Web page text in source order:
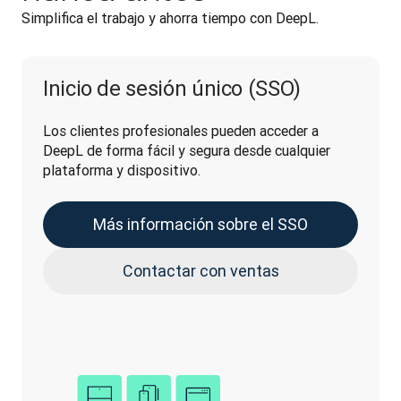
Simplifica el trabajo y ahorra tiempo con DeepL.
Inicio de sesión único (SSO)
Los clientes profesionales pueden acceder a
DeepL de forma fácil y segura desde cualquier
plataforma y dispositivo.
Más información sobre el SSO
Contactar con ventas